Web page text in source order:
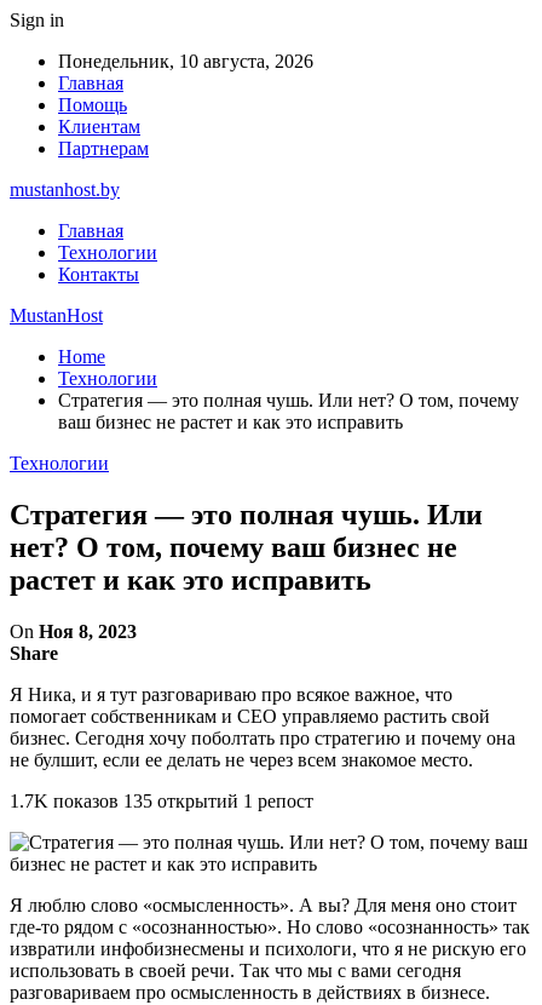
Sign in
Понедельник, 10 августа, 2026
Главная
Помощь
Клиентам
Партнерам
mustanhost.by
Главная
Технологии
Контакты
MustanHost
Home
Технологии
Стратегия — это полная чушь. Или нет? О том, почему
ваш бизнес не растет и как это исправить
Технологии
Стратегия — это полная чушь. Или
нет? О том, почему ваш бизнес не
растет и как это исправить
On Ноя 8, 2023
Share
Я Ника, и я тут разговариваю про всякое важное, что
помогает собственникам и CEO управляемо растить свой
бизнес. Сегодня хочу поболтать про стратегию и почему она
не булшит, если ее делать не через всем знакомое место.
1.7K показов 135 открытий 1 репост
Я люблю слово «осмысленность». А вы? Для меня оно стоит
где-то рядом с «осознанностью». Но слово «осознанность» так
извратили инфобизнесмены и психологи, что я не рискую его
использовать в своей речи. Так что мы с вами сегодня
разговариваем про осмысленность в действиях в бизнесе.